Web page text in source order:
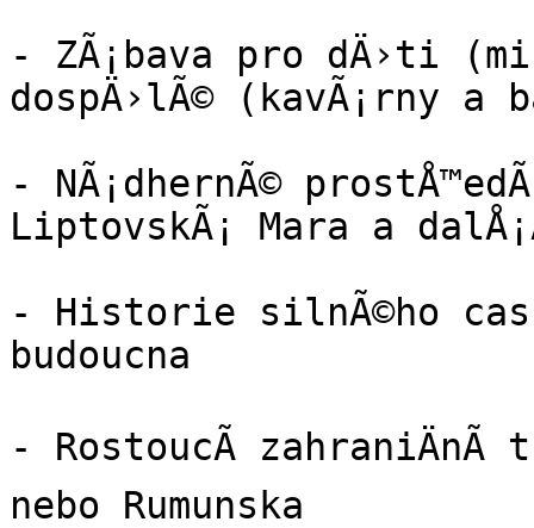
- ZÃ¡bava pro dÄ›ti
dospÄ›lÃ© (kavÃ¡rny a
- NÃ¡dhernÃ©
LiptovskÃ¡ Mara a
- Historie silnÃ©ho
budoucna
- RostoucÃ­
nebo Rumunska